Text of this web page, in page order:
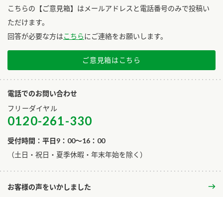
こちらの【ご意見箱】はメールアドレスと電話番号のみで投稿い
ただけます。
回答が必要な方はこちらにご連絡をお願いします。
ご意見箱はこちら
電話でのお問い合わせ
フリーダイヤル
0120-261-330
受付時間：平日9：00～16：00
​（土日・祝日・夏季休暇・年末年始を除く）
お客様の声をいかしました